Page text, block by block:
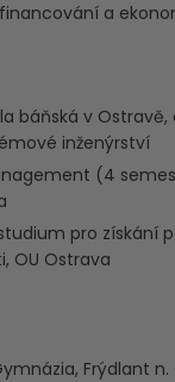
a
báňská v
inženýrství
(4
pro získání
OU Ostrava
Frýdlant n.